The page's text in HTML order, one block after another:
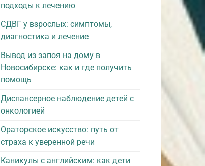
подходы к лечению
СДВГ у взрослых: симптомы,
диагностика и лечение
Вывод из запоя на дому в
Новосибирске: как и где получить
помощь
Диспансерное наблюдение детей с
онкологией
Ораторское искусство: путь от
страха к уверенной речи
Каникулы с английским: как дети